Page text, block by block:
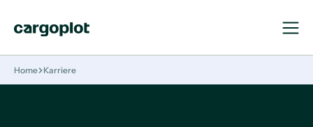
öffnen
Home Karriere